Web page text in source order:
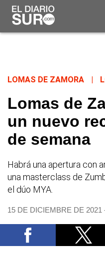
LOMAS DE ZAMORA
Lomas de
un nuevo
de semana
Habrá una apertura con
una masterclass de
el dúo MYA.
15 DE DICIEMBRE DE 2021